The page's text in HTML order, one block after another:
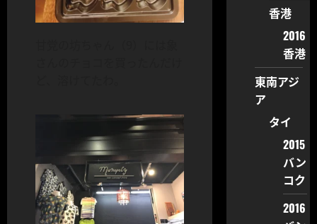
香港
2016
香港
東南アジ
ア
タイ
2015
バン
コク
2016